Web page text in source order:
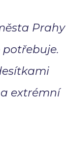
Prahy
potřebuje.
extrémní